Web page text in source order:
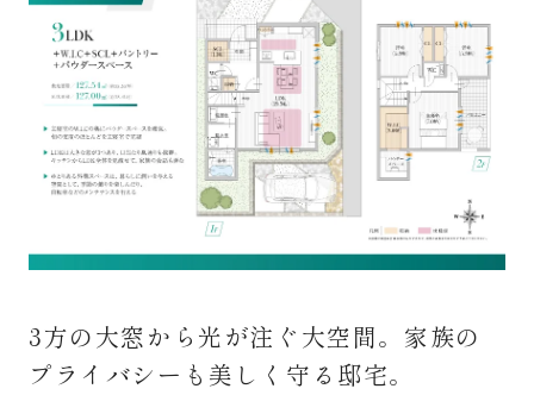
3方の大窓から光が注ぐ大空間。家族の
プライバシーも美しく守る邸宅。